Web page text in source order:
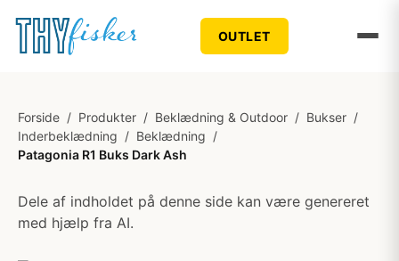
OUTLET
Forside / Produkter / Beklædning & Outdoor / Bukser /
Inderbeklædning / Beklædning /
Patagonia R1 Buks Dark Ash
Dele af indholdet på denne side kan være genereret
med hjælp fra AI.